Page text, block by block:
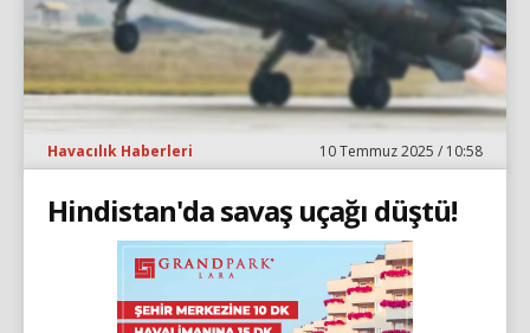
Havacılık Haberleri 10 Temmuz 2025 / 10:58
Hindistan'da savaş uçağı düştü!